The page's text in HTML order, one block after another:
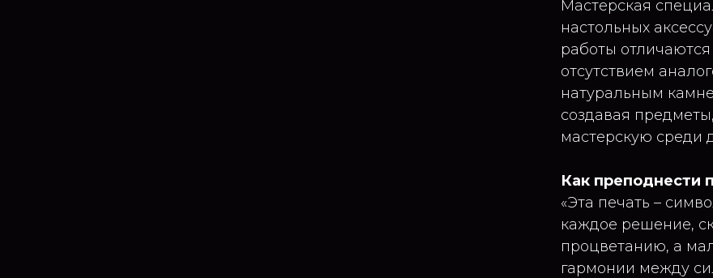
Мастерская
настольных
работы
отсутствием
натуральным
создавая
мастерскую среди
Как преподнести
«Эта печать –
каждое решение,
процветанию, а
гармонии между